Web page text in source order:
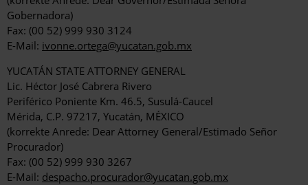
Gobernadora)
Fax: (00 52) 999 930 3124
E-Mail: ivonne.ortega@yucatan.gob.mx
YUCATÁN STATE ATTORNEY GENERAL
Lic. Héctor José Cabrera Rivero
Periférico Poniente Km. 46.5, Susulá-Caucel
Mérida, C.P. 97217, Yucatán, MÉXICO
(korrekte Anrede: Dear Attorney General/Estimado Señor
Procurador)
Fax: (00 52) 999 930 3267
E-Mail: despacho.procurador@yucatan.gob.mx